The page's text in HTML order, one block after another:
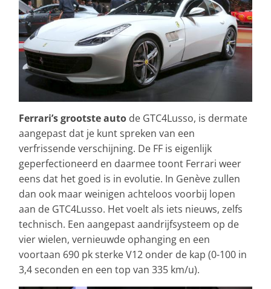
Ferrari’s grootste auto de GTC4Lusso, is dermate
aangepast dat je kunt spreken van een
verfrissende verschijning. De FF is eigenlijk
geperfectioneerd en daarmee toont Ferrari weer
eens dat het goed is in evolutie. In Genève zullen
dan ook maar weinigen achteloos voorbij lopen
aan de GTC4Lusso. Het voelt als iets nieuws, zelfs
technisch. Een aangepast aandrijfsysteem op de
vier wielen, vernieuwde ophanging en een
voortaan 690 pk sterke V12 onder de kap (0-100 in
3,4 seconden en een top van 335 km/u).